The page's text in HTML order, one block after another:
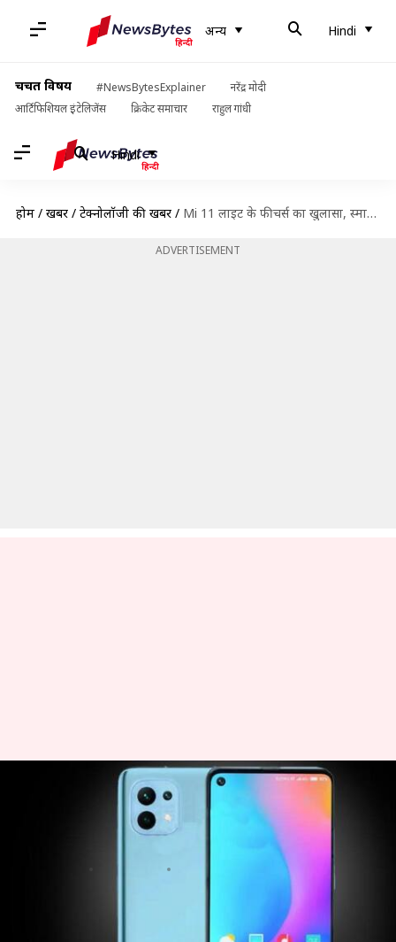
अन्य Hindi
चर्चित विषय #NewsBytesExplainer
नरेंद्र मोदी
आर्टिफिशियल इंटेलिजेंस
क्रिकेट समाचार राहुल गांधी
Hindi
होम / खबरें / टेक्नोलॉजी की खबरें / Mi 11 लाइट के फीचर्स का खुलासा, स्मार्टफोन में दिए जा सकते हैं चार कैमरे
ADVERTISEMENT
Mi 11 लाइट के फीचर्स का खुलासा,
स्मार्टफोन में दिए जा सकते हैं चार